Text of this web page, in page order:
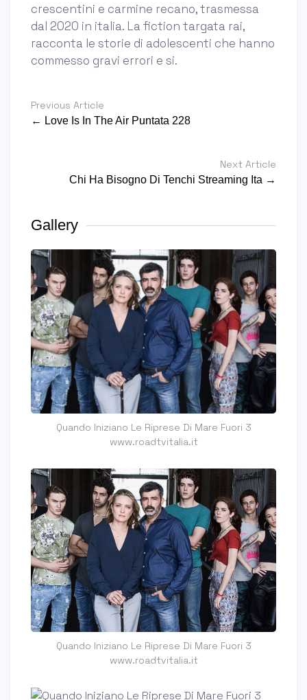
crescentini e carmine recano, trasmessa
dal 2020 in italia. La fiction targata rai,
racconta le storie di adolescenti che hanno
commesso gravi errori e si.
Previous Article
← Love Is In The Air Puntata 228
Next Article
Chi Ha Bisogno Di Tenchi Streaming Ita →
Gallery
Quando Iniziano Le Riprese Di Mare Fuori 3
www.roadtvitalia.it
Quando Iniziano Le Riprese Di Mare Fuori 3
www.roadtvitalia.it